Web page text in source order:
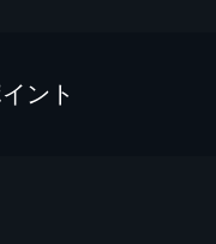
ント